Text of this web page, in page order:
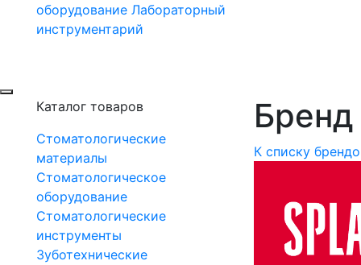
оборудование Лабораторный
инструментарий
Каталог товаров
Стоматологические
материалы
Стоматологическое
оборудование
Стоматологические
инструменты
Зуботехнические
К списку